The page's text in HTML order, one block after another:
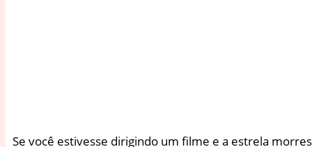
Se você estivesse dirigindo um filme e a estrela